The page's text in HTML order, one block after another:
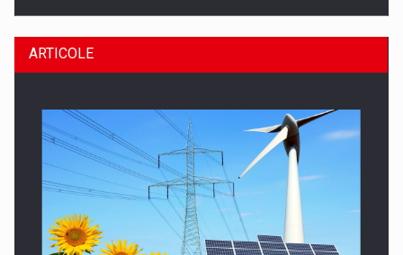
CEO Conference - Shaping The Future - Technology and…
ARTICOLE